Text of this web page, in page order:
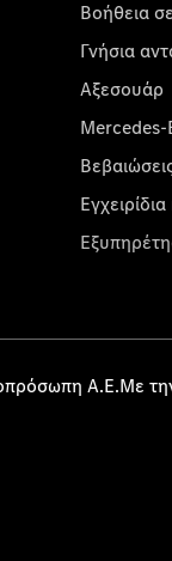
Βοήθεια
Γνήσια
Αξεσουάρ
Α.Ε.Με την